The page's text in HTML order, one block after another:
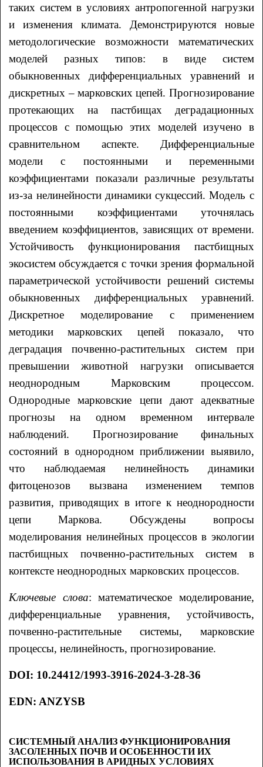
таких систем в условиях антропогенной нагрузки
и изменения климата. Демонстрируются новые
методологические возможности математических
моделей разных типов: в виде систем
обыкновенных дифференциальных уравнений и
дискретных – марковских цепей. Прогнозирование
протекающих на пастбищах деградационных
процессов с помощью этих моделей изучено в
сравнительном аспекте. Дифференциальные
модели с постоянными и переменными
коэффициентами показали различные результаты
из-за нелинейности динамики сукцессий. Модель с
постоянными коэффициентами уточнялась
введением коэффициентов, зависящих от времени.
Устойчивость функционирования пастбищных
экосистем обсуждается с точки зрения формальной
параметрической устойчивости решений системы
обыкновенных дифференциальных уравнений.
Дискретное моделирование с применением
методики марковских цепей показало, что
деградация почвенно-растительных систем при
превышении животной нагрузки описывается
неоднородным Марковским процессом.
Однородные марковские цепи дают адекватные
прогнозы на одном временном интервале
наблюдений. Прогнозирование финальных
состояний в однородном приближении выявило,
что наблюдаемая нелинейность динамики
фитоценозов вызвана изменением темпов
развития, приводящих в итоге к неоднородности
цепи Маркова. Обсуждены вопросы
моделирования нелинейных процессов в экологии
пастбищных почвенно-растительных систем в
контексте неоднородных марковских процессов.
Ключевые слова: математическое моделирование,
дифференциальные уравнения, устойчивость,
почвенно-растительные системы, марковские
процессы, нелинейность, прогнозирование.
DOI: 10.24412/1993-3916-2024-3-28-36
EDN: ANZYSB
СИСТЕМНЫЙ АНАЛИЗ ФУНКЦИОНИРОВАНИЯ
ЗАСОЛЕННЫХ ПОЧВ И ОСОБЕННОСТИ ИХ
ИСПОЛЬЗОВАНИЯ В АРИДНЫХ УСЛОВИЯХ